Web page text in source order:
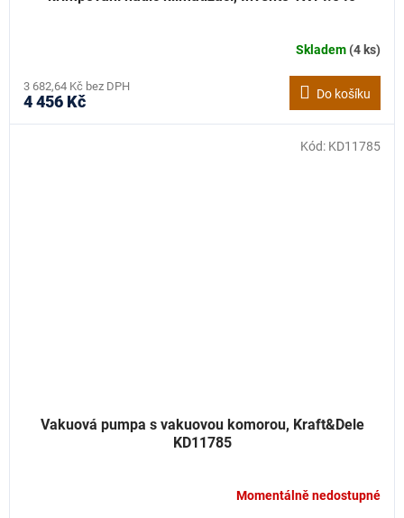
Skladem(4 ks)
3 682,64 Kč bez DPH
4 456 Kč Do košíku
Vakuová pumpa s vakuovou komorou, Kraft&Dele
KD11785
Momentálně nedostupné
Kód: KD11785